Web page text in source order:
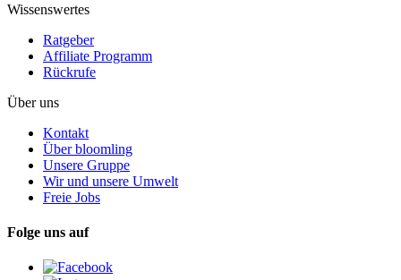
Wissenswertes
Ratgeber
Affiliate Programm
Rückrufe
Über uns
Kontakt
Über bloomling
Unsere Gruppe
Wir und unsere Umwelt
Freie Jobs
Folge uns auf